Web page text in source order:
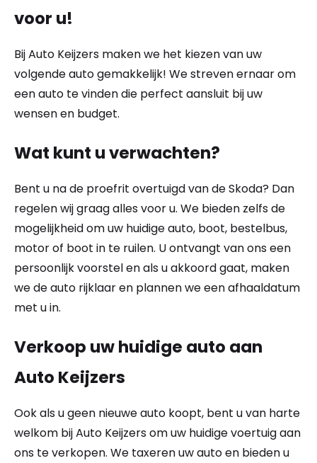
voor u!
Bij Auto Keijzers maken we het kiezen van uw
volgende auto gemakkelijk! We streven ernaar om
een auto te vinden die perfect aansluit bij uw
wensen en budget.
Wat kunt u verwachten?
Bent u na de proefrit overtuigd van de Skoda? Dan
regelen wij graag alles voor u. We bieden zelfs de
mogelijkheid om uw huidige auto, boot, bestelbus,
motor of boot in te ruilen. U ontvangt van ons een
persoonlijk voorstel en als u akkoord gaat, maken
we de auto rijklaar en plannen we een afhaaldatum
met u in.
Verkoop uw huidige auto aan
Auto Keijzers
Ook als u geen nieuwe auto koopt, bent u van harte
welkom bij Auto Keijzers om uw huidige voertuig aan
ons te verkopen. We taxeren uw auto en bieden u